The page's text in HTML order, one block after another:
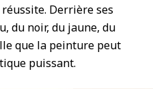
Derrière ses
du noir, du jaune, du
que la peinture peut
puissant.